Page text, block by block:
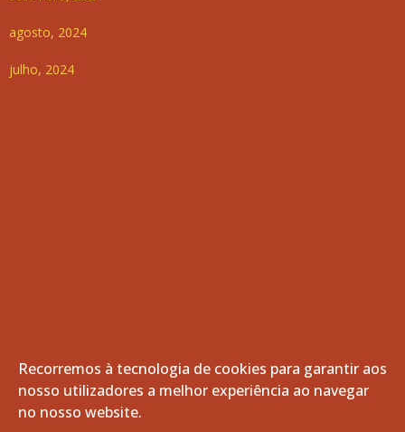
agosto, 2024
julho, 2024
© 2026 Freguesia de Vila de Frades. Todos os direitos
reservados.
Recorremos à tecnologia de cookies para garantir aos
nosso utilizadores a melhor experiência ao navegar
no nosso website.